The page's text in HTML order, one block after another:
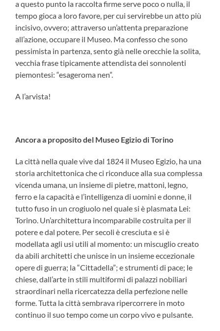
a questo punto la raccolta firme serve poco o nulla, il
tempo gioca a loro favore, per cui servirebbe un atto più
incisivo, ovvero; attraverso un’attenta preparazione
all’azione, occupare il Museo. Ma confesso che sono
pessimista in partenza, sento già nelle orecchie la solita,
vecchia frase tipicamente attendista dei sonnolenti
piemontesi: “esageroma nen”.
A l’arvista!
Ancora a proposito del Museo Egizio di Torino
La città nella quale vive dal 1824 il Museo Egizio, ha una
storia architettonica che ci riconduce alla sua complessa
vicenda umana, un insieme di pietre, mattoni, legno,
ferro e la capacità e l’intelligenza di uomini e donne, il
tutto fuso in un crogiuolo nel quale si è plasmata Lei:
Torino. Un’architettura incomparabile costruita per il
potere e dal potere. Per secoli è cresciuta e si è
modellata agli usi utili al momento: un miscuglio creato
da abili architetti che unisce in un insieme eccezionale
opere di guerra; la “Cittadella”; e strumenti di pace; le
chiese, dall’arte in stili multiformi di palazzi nobiliari
straordinari nella ricercatezza della perfezione nelle
forme. Tutta la città sembrava ripercorrere in moto
continuo il suo tempo come un corpo vivo e pulsante.